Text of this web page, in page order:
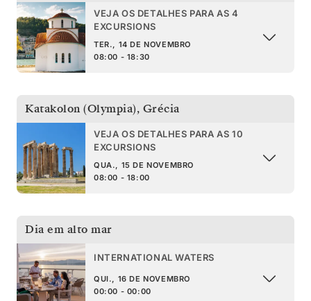
VEJA OS DETALHES PARA AS 4
EXCURSIONS
TER., 14 DE NOVEMBRO
08:00 - 18:30
Katakolon (Olympia), Grécia
VEJA OS DETALHES PARA AS 10
EXCURSIONS
QUA., 15 DE NOVEMBRO
08:00 - 18:00
Dia em alto mar
INTERNATIONAL WATERS
QUI., 16 DE NOVEMBRO
00:00 - 00:00